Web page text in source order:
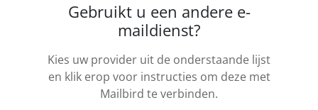
Gebruikt u een andere e-
maildienst?
Kies uw provider uit de onderstaande lijst
en klik erop voor instructies om deze met
Mailbird te verbinden.